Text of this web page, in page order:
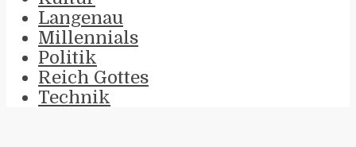
Langenau
Millennials
Politik
Reich Gottes
Technik